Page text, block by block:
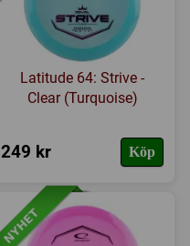
Latitude 64: Strive -
Clear (Turquoise)
249 kr Köp